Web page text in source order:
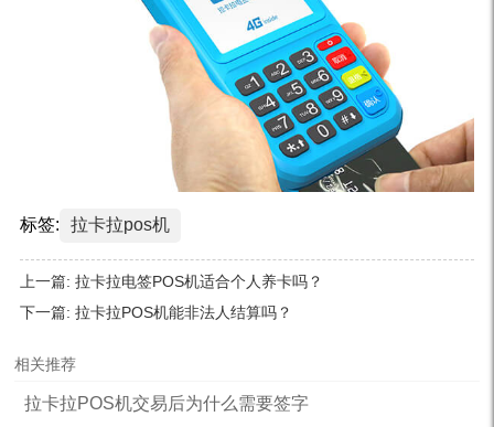
标签: 拉卡拉pos机
上一篇: 拉卡拉电签POS机适合个人养卡吗？
下一篇: 拉卡拉POS机能非法人结算吗？
相关推荐
拉卡拉POS机交易后为什么需要签字